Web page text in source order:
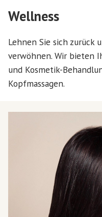
Wellness
Lehnen Sie sich zurück
verwöhnen. Wir bieten
und Kosmetik-
Kopfmassagen.